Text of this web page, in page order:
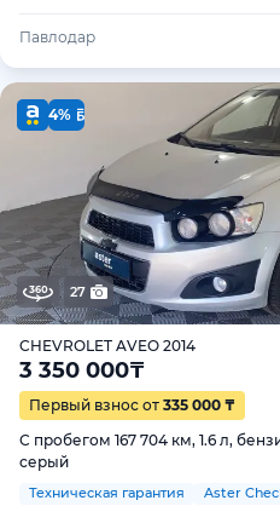
Павлодар
4%
27
CHEVROLET AVEO 2014
3 350 000₸
Первый взнос от 335 000 ₸
С пробегом 167 704 км, 1.6 л,
серый
Техническая гарантия Aster